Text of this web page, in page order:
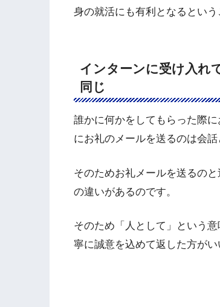
身の就活にも有利となるという
インターンに受け入れ
同じ
誰かに何かをしてもらった際
にお礼のメールを送るのは会話
そのためお礼メールを送るの
の違いがあるのです。
そのため「人として」という
寧に誠意を込めて返した方がい